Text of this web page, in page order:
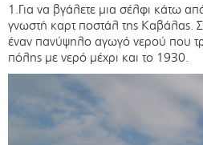
1.Για να βγάλετε μια σέλφι κάτω
γνωστή καρτ ποστάλ της Καβάλας.
έναν πανύψηλο αγωγό νερού που
πόλης με νερό μέχρι και το 1930.